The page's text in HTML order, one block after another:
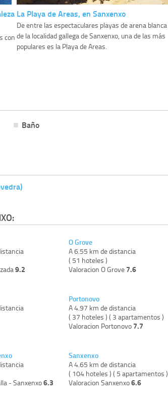
con
La Playa de Areas, en Sanxenxo
De entre las espectaculares playas de arena blanca
de la localidad gallega de Sanxenxo, una de las más
populares es la Playa de Areas.
Baño
9.2
- Sanxenxo6.3
O Grove
A 6.55 km de distancia
( 51 hoteles )
Valoracion O Grove 7.6
Portonovo
A 4.97 km de distancia
( 37 hoteles ) ( 3 apartamentos )
Valoracion Portonovo 7.7
Sanxenxo
A 4.65 km de distancia
( 104 hoteles ) ( 5 apartamentos )
Valoracion Sanxenxo6.6